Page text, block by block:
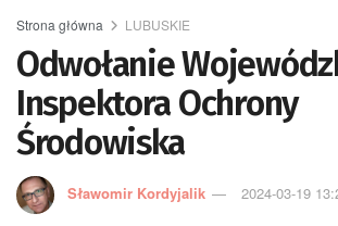
Strona główna LUBUSKIE
Odwołanie
Inspektora Ochrony
Środowiska
Sławomir Kordyjalik 2024-03-19